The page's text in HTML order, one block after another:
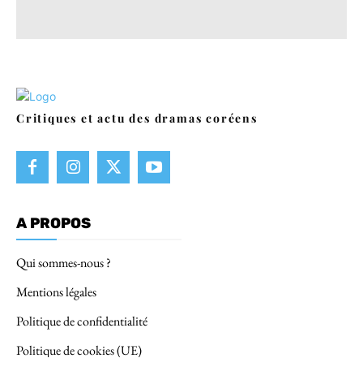
Critiques et actu des dramas coréens
A PROPOS
Qui sommes-nous ?
Mentions légales
Politique de confidentialité
Politique de cookies (UE)